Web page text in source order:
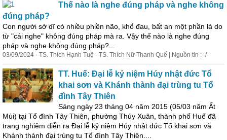
Thế nào là nghe đúng pháp và nghe không
đúng pháp?
Con người sở dĩ có nhiều phiền não, khổ đau, bất an một phần là do
từ "cái nghe" không đúng pháp mà ra. Vậy thế nào là nghe đúng
pháp và nghe không đúng pháp?...
03/09/2024 - TS. Thích Hạnh Tuệ - TS. Thích Nữ Thanh Quế | Nguồn tin : -/-
TT. Huế: Đại lễ kỷ niệm Húy nhật đức Tổ
khai sơn và Khánh thành đại trùng tu Tổ
đình Tây Thiên
Sáng ngày 23 tháng 04 năm 2015 (05/03 năm Ất
Mùi) tại Tổ đình Tây Thiên, phường Thủy Xuân, thành phố Huế đã
trang nghiêm diễn ra Đại lễ kỷ niệm Húy nhật đức Tổ khai sơn và
Khánh thành đại trùng tu Tổ đình Tây Thiên....